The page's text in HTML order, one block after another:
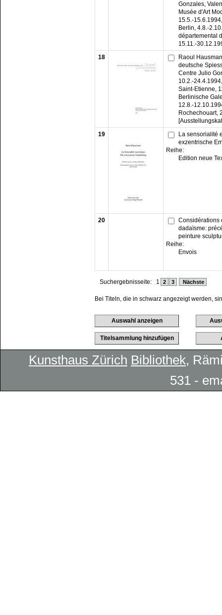
Gonzales,
Musée d'Art
15.5.-
Berlin, 4.8.-
départemental
15.11.-
18
Raoul
deutsche
Centre Julio
10.2.-
Saint-Etienne,
Berlinische
12.8.-
Rochechouart,
19
La sensorialité
exzentrische
Reihe:
Edition neue
20
Considérations
dadaïsme:
peinture
Reihe:
Envois
Suchergebnisseite: 1 2 3 Nächste
Bei Titeln, die in schwarz angezeigt werden,
Kunsthaus Zürich Bibliothek,
531 -